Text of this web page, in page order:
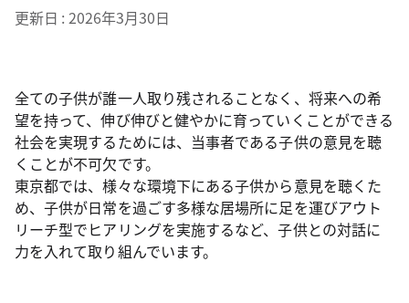
更新日 2026年3月30日
全ての子供が誰一人取り残されることなく、将来への希
望を持って、伸び伸びと健やかに育っていくことができる
社会を実現するためには、当事者である子供の意見を聴
くことが不可欠です。
東京都では、様々な環境下にある子供から意見を聴くた
め、子供が日常を過ごす多様な居場所に足を運びアウト
リーチ型でヒアリングを実施するなど、子供との対話に
力を入れて取り組んでいます。